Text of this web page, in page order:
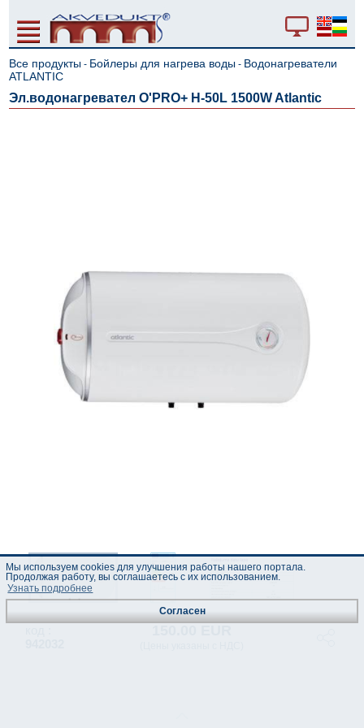
Все продукты - Бойлеры для нагрева воды - Водонагреватели
ATLANTIC
Эл.водонагревател O'PRO+ H-50L 1500W Atlantic
Мы используем cookies для улучшения работы нашего портала.
Продолжая работу, вы соглашаетесь с их использованием.
Узнать подробнее
Согласен